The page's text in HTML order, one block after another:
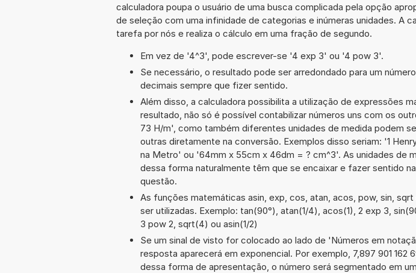
calculadora poupa o usuário de uma busca complicada pela opção
de seleção com uma infinidade de categorias e inúmeras unidades. A
tarefa por nós e realiza o cálculo em uma fração de segundo.
Em vez de '4^3', pode escrever-se '4 exp 3' ou '4 pow 3'.
Se necessário, o resultado pode ser arredondado para um
decimais sempre que fizer sentido.
Além disso, a calculadora possibilita a utilização de expressões
resultado, não só é possível contabilizar números uns com os
73 H/m', como também diferentes unidades de medida podem
outras diretamente na conversão. Exemplos disso seriam: '1
na Metro' ou '64mm x 55cm x 46dm = ? cm^3'. As unidades de
dessa forma naturalmente têm que se encaixar e fazer sentido
questão.
As funções matemáticas asin, exp, cos, atan, acos, pow, sin,
ser utilizadas. Exemplo: tan(90°), atan(1/4), acos(1), 2 exp 3,
3 pow 2, sqrt(4) ou asin(1/2)
Se um sinal de visto for colocado ao lado de 'Números em
resposta aparecerá em exponencial. Por exemplo, 7,897 901 162
dessa forma de apresentação, o número será segmentado em